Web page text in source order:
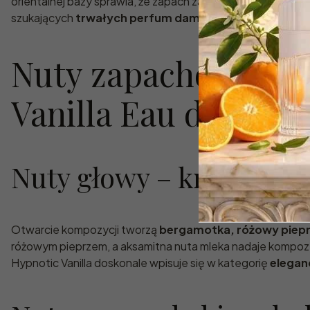
szukających trwałych perfum damskich o
Nuty zapachowe
Vanilla Eau de
Nuty głowy –
Otwarcie kompozycji tworzą bergamotka, różowy
różowym pieprzem, a aksamitna nuta mleka nadaje
Hypnotic Vanilla doskonale wpisuje się w kategorię